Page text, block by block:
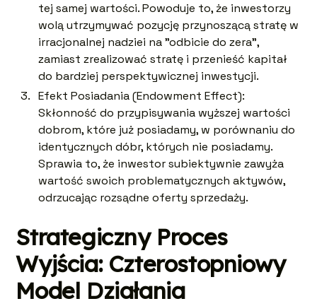
tej samej wartości. Powoduje to, że inwestorzy
wolą utrzymywać pozycję przynoszącą stratę w
irracjonalnej nadziei na "odbicie do zera",
zamiast zrealizować stratę i przenieść kapitał
do bardziej perspektywicznej inwestycji.
Efekt Posiadania (Endowment Effect):
Skłonność do przypisywania wyższej wartości
dobrom, które już posiadamy, w porównaniu do
identycznych dóbr, których nie posiadamy.
Sprawia to, że inwestor subiektywnie zawyża
wartość swoich problematycznych aktywów,
odrzucając rozsądne oferty sprzedaży.
Strategiczny Proces
Wyjścia: Czterostopniowy
Model Działania